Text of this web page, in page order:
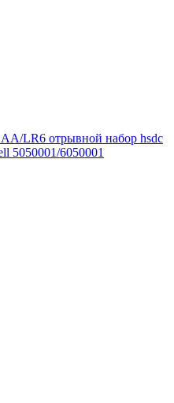
LR6 отрывной набор hsdc
5050001/6050001